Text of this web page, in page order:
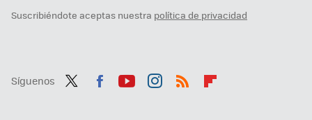
Suscribiéndote aceptas nuestra política de privacidad
Síguenos